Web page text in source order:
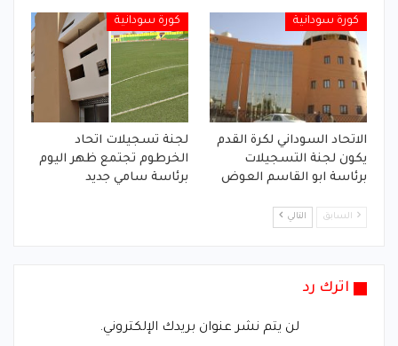
كورة سودانية
الاتحاد السوداني لكرة القدم
يكون لجنة التسجيلات
برئاسة ابو القاسم العوض
كورة سودانية
لجنة تسجيلات اتحاد
الخرطوم تجتمع ظهر اليوم
برئاسة سامي جديد
السابق التالي
اترك رد
لن يتم نشر عنوان بريدك الإلكتروني.